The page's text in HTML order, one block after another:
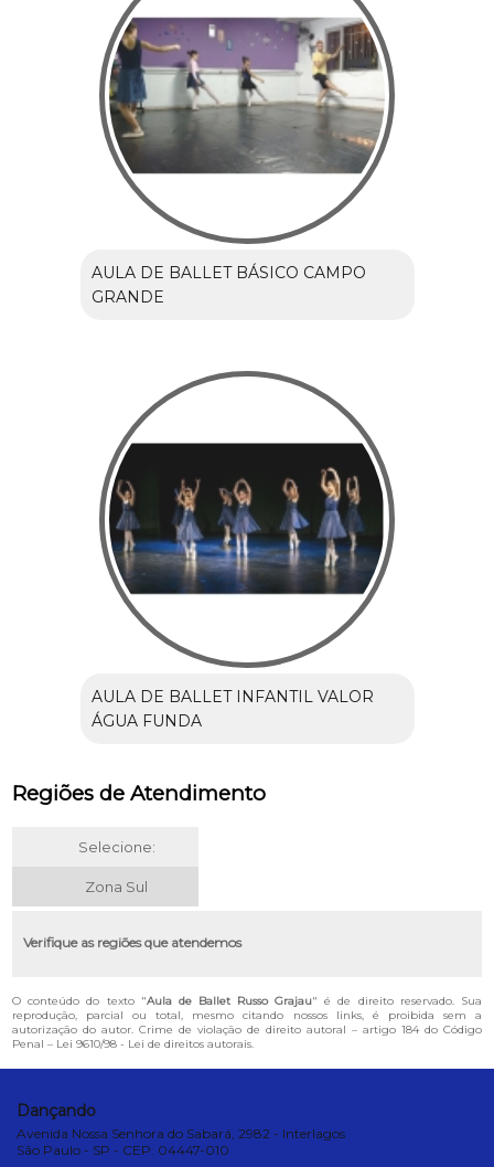
AULA DE BALLET BÁSICO CAMPO
GRANDE
AULA DE BALLET INFANTIL VALOR
ÁGUA FUNDA
Regiões de Atendimento
Selecione:
Zona Sul
Verifique as regiões que atendemos
O conteúdo do texto "Aula de Ballet Russo Grajau" é de direito reservado. Sua
reprodução, parcial ou total, mesmo citando nossos links, é proibida sem a
autorização do autor. Crime de violação de direito autoral – artigo 184 do Código
Penal – Lei 9610/98 - Lei de direitos autorais.
Dançando
Avenida Nossa Senhora do Sabará, 2982 - Interlagos
São Paulo - SP - CEP: 04447-010